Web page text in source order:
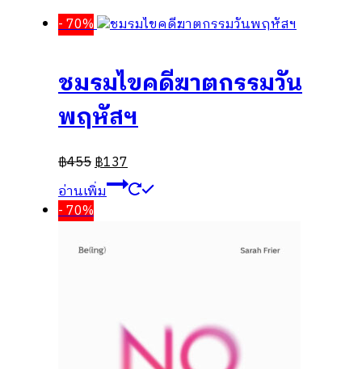
- 70%
ชมรมไขคดีฆาตกรรมวัน
พฤหัสฯ
฿455฿137
อ่านเพิ่ม
- 70%